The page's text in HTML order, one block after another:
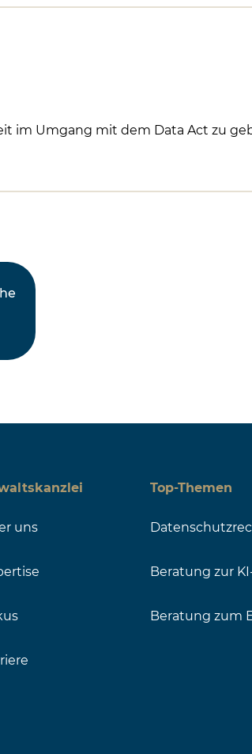
im Umgang mit dem Data Act zu
uns
Top-Themen
Beratung zur
Beratung zum